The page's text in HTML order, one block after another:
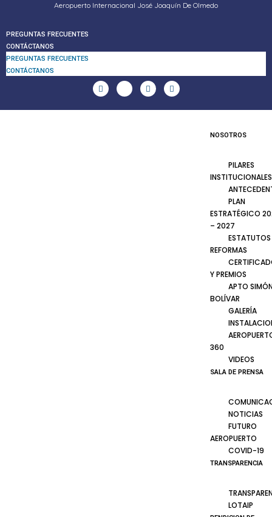
Aeropuerto Internacional José Joaquín De Olmedo
PREGUNTAS FRECUENTES
CONTÁCTANOS
PREGUNTAS FRECUENTES
CONTÁCTANOS
NOSOTROS
PILARES
INSTITUCIONALES
PLAN
ESTRATÉGICO
– 2027
ESTATUTOS
REFORMAS
Y PREMIOS
APTO
BOLÍVAR
GALERÍA
360
VIDEOS
SALA DE PRENSA
NOTICIAS
FUTURO
AEROPUERTO
COVID-19
TRANSPARENCIA
LOTAIP